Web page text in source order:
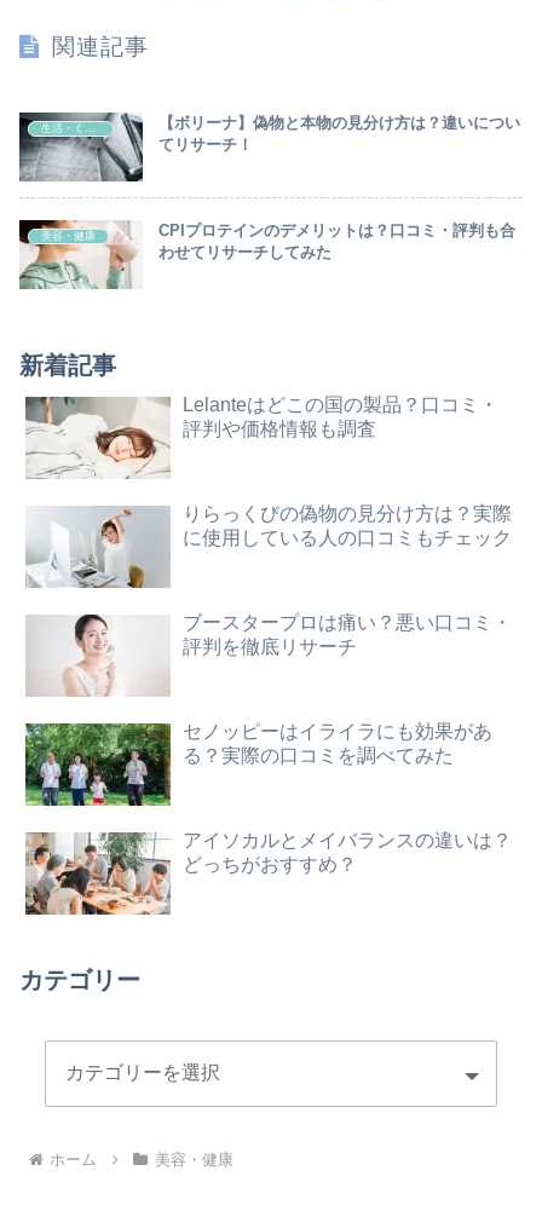
関連記事
生活・くらし
【ボリーナ】偽物と本物の見分け方は？違いについ
てリサーチ！
美容・健康
CPIプロテインのデメリットは？口コミ・評判も合
わせてリサーチしてみた
新着記事
Lelanteはどこの国の製品？口コミ・
評判や価格情報も調査
りらっくびの偽物の見分け方は？実際
に使用している人の口コミもチェック
ブースタープロは痛い？悪い口コミ・
評判を徹底リサーチ
セノッピーはイライラにも効果があ
る？実際の口コミを調べてみた
アイソカルとメイバランスの違いは？
どっちがおすすめ？
カテゴリー
ホーム 美容・健康